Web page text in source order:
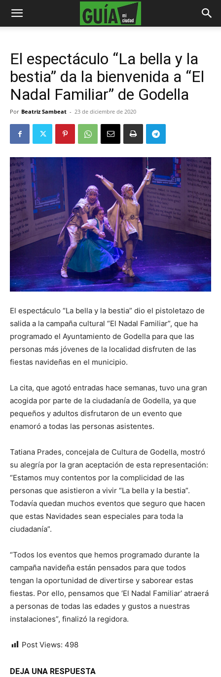
El espectáculo “La bella y la
bestia” da la bienvenida a “El
Nadal Familiar” de Godella
Por Beatriz Sambeat - 23 de diciembre de 2020
El espectáculo “La bella y la bestia” dio el pistoletazo de
salida a la campaña cultural “El Nadal Familiar”, que ha
programado el Ayuntamiento de Godella para que las
personas más jóvenes de la localidad disfruten de las
fiestas navideñas en el municipio.
La cita, que agotó entradas hace semanas, tuvo una gran
acogida por parte de la ciudadanía de Godella, ya que
pequeños y adultos disfrutaron de un evento que
enamoró a todas las personas asistentes.
Tatiana Prades, concejala de Cultura de Godella, mostró
su alegría por la gran aceptación de esta representación:
“Estamos muy contentos por la complicidad de las
personas que asistieron a vivir “La bella y la bestia”.
Todavía quedan muchos eventos que seguro que hacen
que estas Navidades sean especiales para toda la
ciudadanía”.
“Todos los eventos que hemos programado durante la
campaña navideña están pensados para que todos
tengan la oportunidad de divertirse y saborear estas
fiestas. Por ello, pensamos que ‘El Nadal Familiar’ atraerá
a personas de todas las edades y gustos a nuestras
instalaciones”, finalizó la regidora.
Post Views: 498
DEJA UNA RESPUESTA